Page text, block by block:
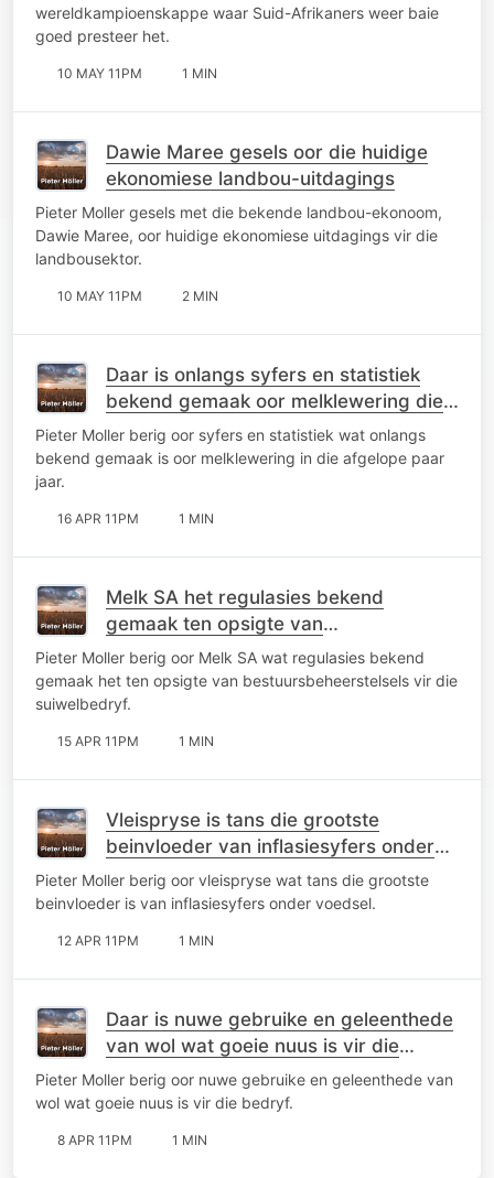
wereldkampioenskappe waar Suid-Afrikaners weer baie
goed presteer het.
10 MAY 11PM 1 MIN
Dawie Maree gesels oor die huidige
ekonomiese landbou-uitdagings
Pieter Moller gesels met die bekende landbou-ekonoom,
Dawie Maree, oor huidige ekonomiese uitdagings vir die
landbousektor.
10 MAY 11PM 2 MIN
Daar is onlangs syfers en statistiek
bekend gemaak oor melklewering die
afgelope paar jaar
Pieter Moller berig oor syfers en statistiek wat onlangs
bekend gemaak is oor melklewering in die afgelope paar
jaar.
16 APR 11PM 1 MIN
Melk SA het regulasies bekend
gemaak ten opsigte van
bestuursbeheerstelsels
Pieter Moller berig oor Melk SA wat regulasies bekend
gemaak het ten opsigte van bestuursbeheerstelsels vir die
suiwelbedryf.
15 APR 11PM 1 MIN
Vleispryse is tans die grootste
beinvloeder van inflasiesyfers onder
voedsel
Pieter Moller berig oor vleispryse wat tans die grootste
beinvloeder is van inflasiesyfers onder voedsel.
12 APR 11PM 1 MIN
Daar is nuwe gebruike en geleenthede
van wol wat goeie nuus is vir die
bedryf
Pieter Moller berig oor nuwe gebruike en geleenthede van
wol wat goeie nuus is vir die bedryf.
8 APR 11PM 1 MIN